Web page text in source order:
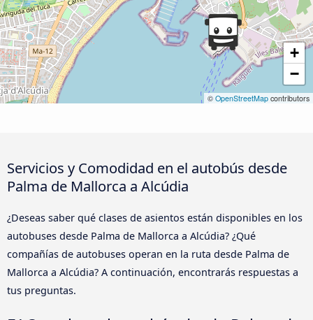
+
−
© OpenStreetMap contributors
Servicios y Comodidad en el autobús desde
Palma de Mallorca a Alcúdia
¿Deseas saber qué clases de asientos están disponibles en los
autobuses desde Palma de Mallorca a Alcúdia? ¿Qué
compañías de autobuses operan en la ruta desde Palma de
Mallorca a Alcúdia? A continuación, encontrarás respuestas a
tus preguntas.